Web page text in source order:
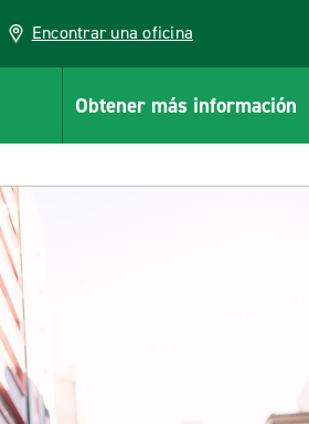
Encontrar una oficina
Obtener más información